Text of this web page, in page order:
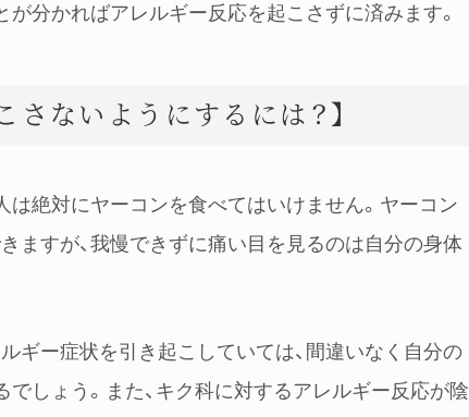
分かればアレルギー反応を起こさずに済みます。
ないようにするには？】
絶対にヤーコンを食べてはいけません。ヤーコン
ますが、我慢できずに痛い目を見るのは自分の身体
ギー症状を引き起こしていては、間違いなく自分の
しょう。また、キク科に対するアレルギー反応が陰